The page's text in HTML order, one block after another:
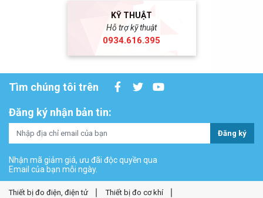
KỸ THUẬT
Hỗ trợ kỹ thuật
0934.616.395
Tìm chúng tôi trên
Đăng ký nhận bản tin:
Đăng ký
Nhận mã giảm giá, ưu đãi độc quyền qua
Email của bạn mỗi ngày.
Thiết bị đo điện, điện tử
Thiết bị đo cơ khí